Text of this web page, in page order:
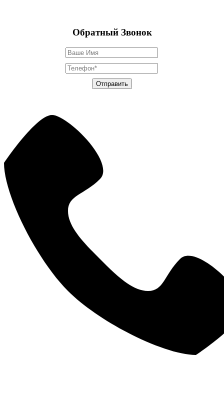
Обратный Звонок
Отправить